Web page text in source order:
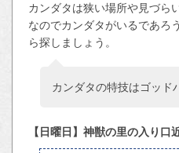
カンダタは狭い場所や見づら
なのでカンダタがいるであろ
ら探しましょう。
カンダタの特技はゴッド
【日曜日】神獣の里の入り口